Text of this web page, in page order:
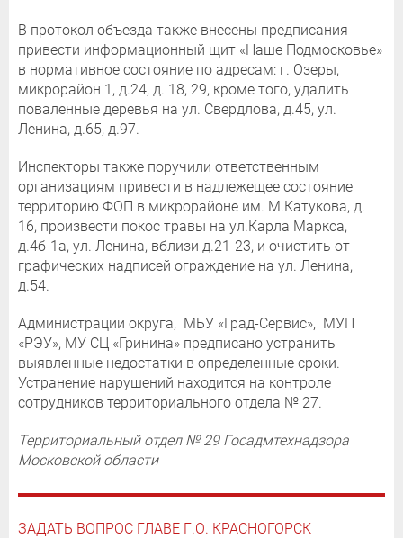
В протокол объезда также внесены предписания
привести информационный щит «Наше Подмосковье»
в нормативное состояние по адресам: г. Озеры,
микрорайон 1, д.24, д. 18, 29, кроме того, удалить
поваленные деревья на ул. Свердлова, д.45, ул.
Ленина, д.65, д.97.
Инспекторы также поручили ответственным
организациям привести в надлежещее состояние
территорию ФОП в микрорайоне им. М.Катукова, д.
16, произвести покос травы на ул.Карла Маркса,
д.4б-1а, ул. Ленина, вблизи д.21-23, и очистить от
графических надписей ограждение на ул. Ленина,
д.54.
Администрации округа, МБУ «Град-Сервис», МУП
«РЭУ», МУ СЦ «Гринина» предписано устранить
выявленные недостатки в определенные сроки.
Устранение нарушений находится на контроле
сотрудников территориального отдела № 27.
Территориальный отдел № 29 Госадмтехнадзора
Московской области
ЗАДАТЬ ВОПРОС ГЛАВЕ Г.О. КРАСНОГОРСК